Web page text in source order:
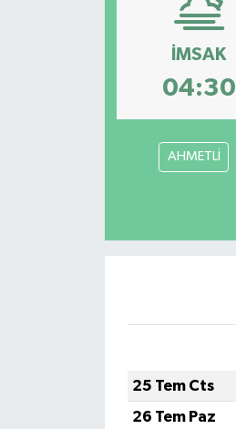
İMSAK
04:30
AHMETLİ
25 Tem Cts
26 Tem Paz